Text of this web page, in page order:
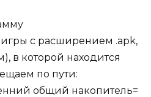
c расширением .apk,
в которой находится
по пути:
общий накопитель=